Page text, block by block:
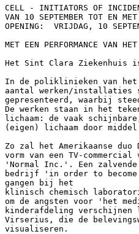
CELL - INITIATORS OF
VAN 10 SEPTEMBER TOT EN
OPENING:  VRIJDAG, 10
MET EEN PERFORMANCE VAN
Het Sint Clara Ziekenhuis is
In de poliklinieken van het
aantal werken/installaties
gepresenteerd, waarbij
De werken staan in het
lichaam: de vaak
(eigen) lichaam door middel
Zo zal het Amerikaanse
vorm van een TV-
'Normal Inc.'. Een
bedrijf 'in order to become
gangen bij het
klinisch chemisch
om de angsten voor 'het
kinderafdeling verschijnen
Virserius, die de
visualiseren.